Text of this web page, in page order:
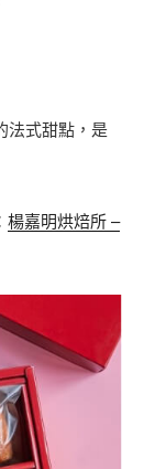
法式甜點，是
楊嘉明烘焙所 –